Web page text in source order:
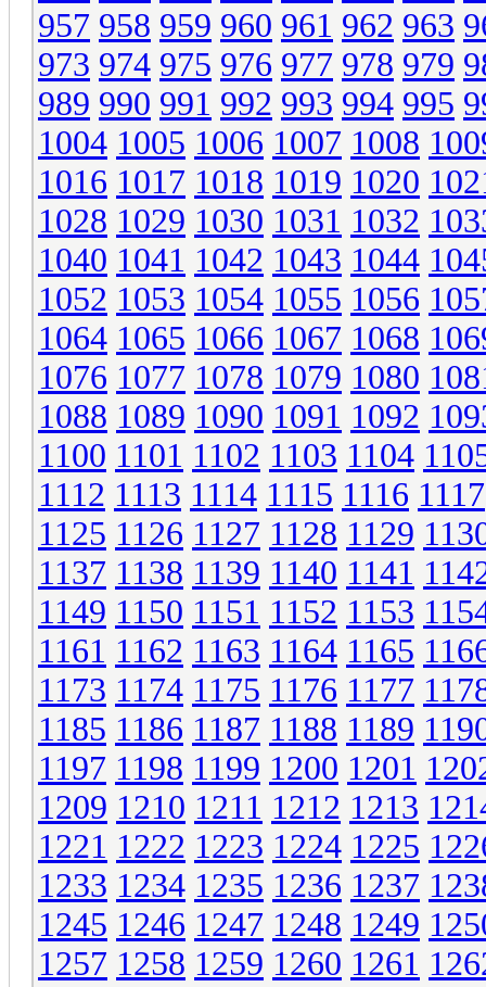
957 958 959 960 961 962 963
973 974 975 976 977 978 979
989 990 991 992 993 994 995
1004 1005 1006 1007 1008
1016 1017 1018 1019 1020
1028 1029 1030 1031 1032
1040 1041 1042 1043 1044
1052 1053 1054 1055 1056
1064 1065 1066 1067 1068
1076 1077 1078 1079 1080
1088 1089 1090 1091 1092
1100 1101 1102 1103 1104
1112 1113 1114 1115 1116 1117
1125 1126 1127 1128 1129
1137 1138 1139 1140 1141
1149 1150 1151 1152 1153
1161 1162 1163 1164 1165
1173 1174 1175 1176 1177
1185 1186 1187 1188 1189
1197 1198 1199 1200 1201
1209 1210 1211 1212 1213
1221 1222 1223 1224 1225
1233 1234 1235 1236 1237
1245 1246 1247 1248 1249
1257 1258 1259 1260 1261